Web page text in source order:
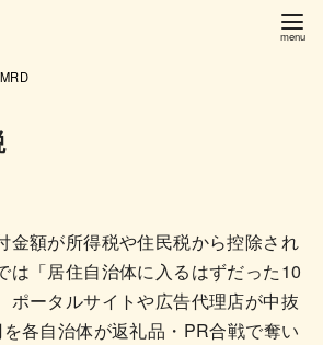
金額が所得税や住民税から控除され
は「居住自治体に入るはずだった10
ポータルサイトや広告代理店が中抜
各自治体が返礼品・PR合戦で奪い